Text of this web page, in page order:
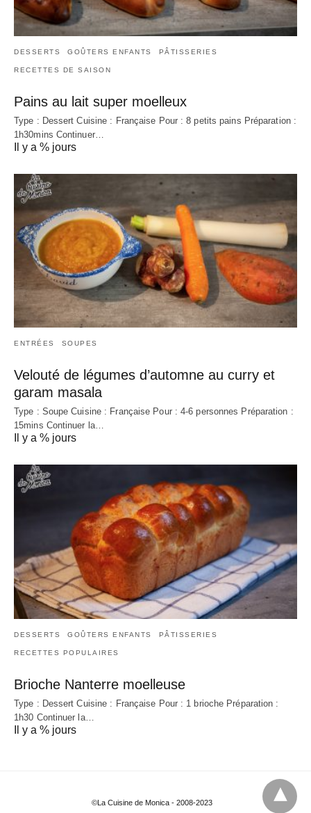
DESSERTS GOÛTERS ENFANTS PÂTISSERIES
RECETTES DE SAISON
Pains au lait super moelleux
Type : Dessert Cuisine : Française Pour : 8 petits pains Préparation :
1h30mins Continuer…
Il y a % jours
ENTRÉES SOUPES
Velouté de légumes d’automne au curry et
garam masala
Type : Soupe Cuisine : Française Pour : 4-6 personnes Préparation :
15mins Continuer la…
Il y a % jours
DESSERTS GOÛTERS ENFANTS PÂTISSERIES
RECETTES POPULAIRES
Brioche Nanterre moelleuse
Type : Dessert Cuisine : Française Pour : 1 brioche Préparation :
1h30 Continuer la…
Il y a % jours
©La Cuisine de Monica - 2008-2023